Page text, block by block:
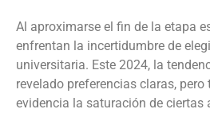
Al aproximarse el fin de la etapa
enfrentan la incertidumbre de
universitaria. Este 2024, la
revelado preferencias claras,
evidencia la saturación de ciertas